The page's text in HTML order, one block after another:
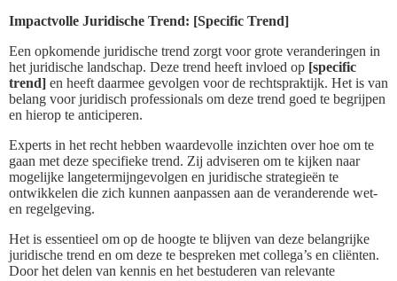
Impactvolle Juridische Trend: [Specific Trend]
Een opkomende juridische trend zorgt voor grote veranderingen in
het juridische landschap. Deze trend heeft invloed op [specific
trend] en heeft daarmee gevolgen voor de rechtspraktijk. Het is van
belang voor juridisch professionals om deze trend goed te begrijpen
en hierop te anticiperen.
Experts in het recht hebben waardevolle inzichten over hoe om te
gaan met deze specifieke trend. Zij adviseren om te kijken naar
mogelijke langetermijngevolgen en juridische strategieën te
ontwikkelen die zich kunnen aanpassen aan de veranderende wet-
en regelgeving.
Het is essentieel om op de hoogte te blijven van deze belangrijke
juridische trend en om deze te bespreken met collega’s en cliënten.
Door het delen van kennis en het bestuderen van relevante